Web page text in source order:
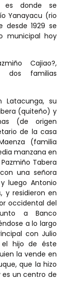
es donde se
Yanayacu (rio
desde 1929 se
municipal hoy
Cajiao?,
dos familias
Latacunga, su
(quiteño) y
(de origen
de la casa
(familia
manzana en
Tabera
una señora
luego Antonio
y residieron en
occidental del
a Banco
a lo largo
con Julio
el hijo de éste
la vende en
que la hizo
es un centro de